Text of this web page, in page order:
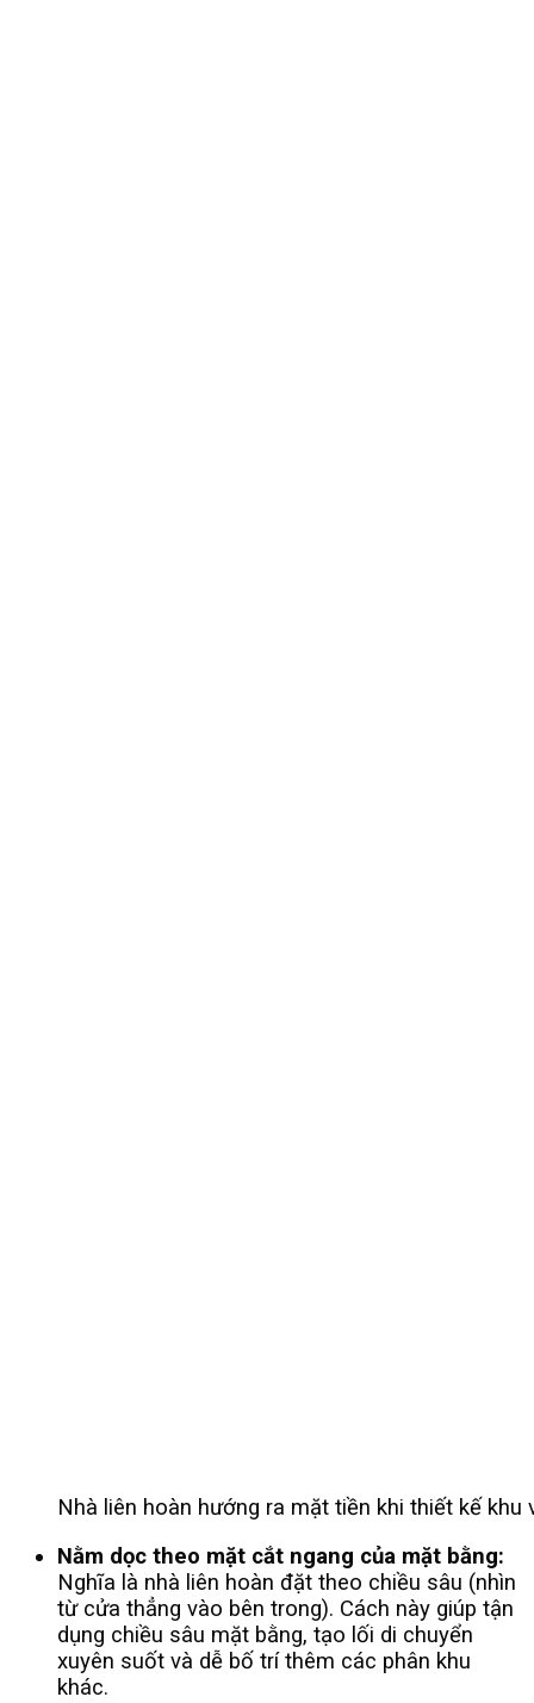
Nhà liên hoàn hướng ra mặt tiền khi thiết kế
Nằm dọc theo mặt cắt ngang của mặt bằng:
Nghĩa là nhà liên hoàn đặt theo chiều sâu (nhìn
từ cửa thẳng vào bên trong). Cách này giúp tận
dụng chiều sâu mặt bằng, tạo lối di chuyển
xuyên suốt và dễ bố trí thêm các phân khu
khác.